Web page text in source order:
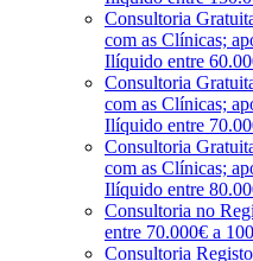
Consultoria
com as Clínicas;
Ilíquido entre
Consultoria
com as Clínicas;
Ilíquido entre
Consultoria
com as Clínicas;
Ilíquido entre
Consultoria no
entre 70.000€ a
Consultoria